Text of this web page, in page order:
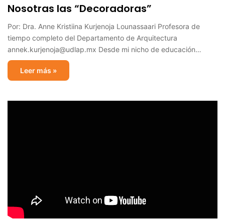
Nosotras las “Decoradoras”
Por: Dra. Anne Kristiina Kurjenoja Lounassaari Profesora de
tiempo completo del Departamento de Arquitectura
annek.kurjenoja@udlap.mx Desde mi nicho de educación…
Leer más »